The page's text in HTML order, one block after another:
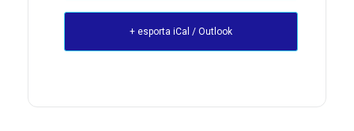
+ esporta iCal / Outlook